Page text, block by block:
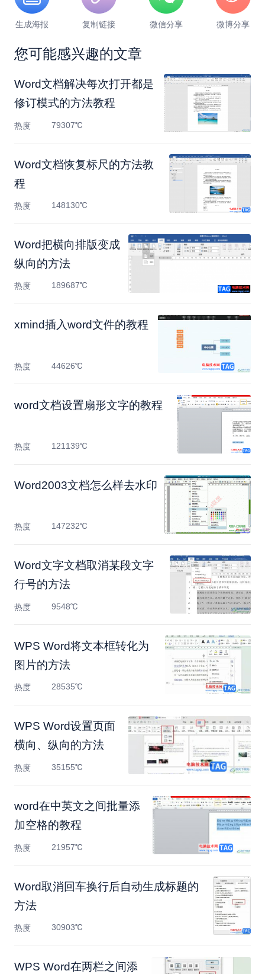
生成海报 复制链接 微信分享 微博分享
您可能感兴趣的文章
Word文档解决每次打开都是
修订模式的方法教程
热度 79307℃
Word文档恢复标尺的方法教
程
热度 148130℃
Word把横向排版变成
纵向的方法
热度 189687℃
​xmind插入word文件的教程
热度 44626℃
​word文档设置扇形文字的教程
热度 121139℃
Word2003文档怎么样去水印
热度 147232℃
Word文字文档取消某段文字
行号的方法
热度 9548℃
WPS Word将文本框转化为
图片的方法
热度 28535℃
WPS Word设置页面
横向、纵向的方法
热度 35155℃
word在中英文之间批量添
加空格的教程
热度 21957℃
Word取消回车换行后自动生成标题的
方法
热度 30903℃
WPS Word在两栏之间添